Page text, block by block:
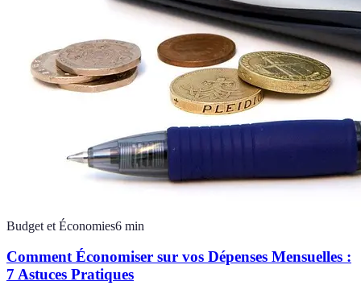
Budget et Économies6 min
Comment Économiser sur vos Dépenses Mensuelles :
7 Astuces Pratiques